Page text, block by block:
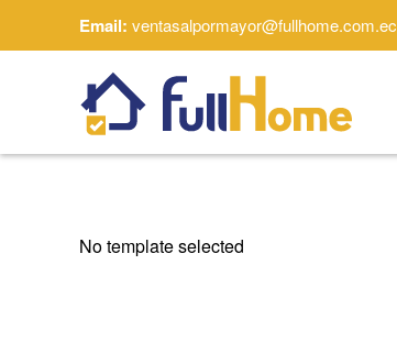
Email: ventasalpormayor@fullhome.com.ec
No template selected